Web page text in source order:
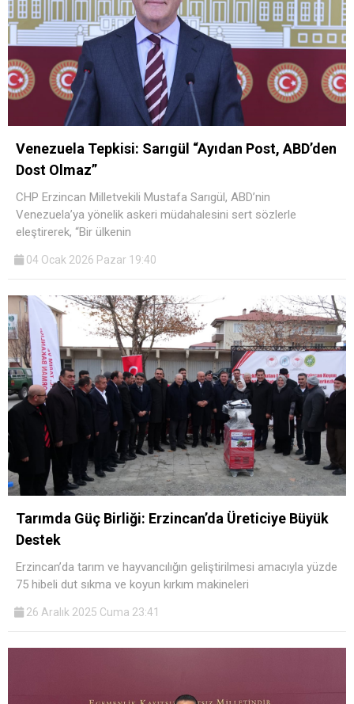
Venezuela Tepkisi: Sarıgül “Ayıdan Post, ABD’den
Dost Olmaz”
CHP Erzincan Milletvekili Mustafa Sarıgül, ABD’nin
Venezuela’ya yönelik askeri müdahalesini sert sözlerle
eleştirerek, “Bir ülkenin
04 Ocak 2026 Pazar 19:40
Tarımda Güç Birliği: Erzincan’da Üreticiye Büyük
Destek
Erzincan’da tarım ve hayvancılığın geliştirilmesi amacıyla yüzde
75 hibeli dut sıkma ve koyun kırkım makineleri
26 Aralık 2025 Cuma 23:41